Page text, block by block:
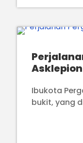
Asklepion
Ibukota
bukit, yang